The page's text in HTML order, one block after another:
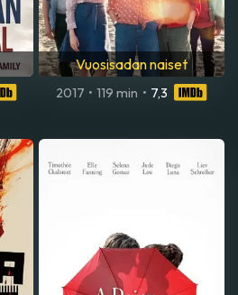
Vuosisadan naiset
2017 • 119 min • 7,3